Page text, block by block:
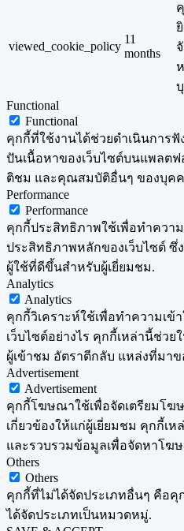
viewed_cookie_policy
11
months
Functional
Functional
คุกกี้ที่ใช้งานได้ช่วยดำเนินการฟั
ปันเนื้อหาของเว็บไซต์บนแพลตฟ
ติชม และคุณสมบัติอื่นๆ ของบุค
Performance
Performance
คุกกี้ประสิทธิภาพใช้เพื่อทำควา
ประสิทธิภาพหลักของเว็บไซต์
ผู้ใช้ที่ดีขึ้นสำหรับผู้เยี่ยมชม.
Analytics
Analytics
คุกกี้วิเคราะห์ใช้เพื่อทำความเข้
เว็บไซต์อย่างไร คุกกี้เหล่านี้ช่ว
ผู้เข้าชม อัตราตีกลับ แหล่งที่มาข
Advertisement
Advertisement
คุกกี้โฆษณาใช้เพื่อจัดเตรียมโ
เกี่ยวข้องให้แก่ผู้เยี่ยมชม คุกกี้เ
และรวบรวมข้อมูลเพื่อจัดหาโฆ
Others
Others
คุกกี้ที่ไม่ได้จัดประเภทอื่นๆ คือคุ
ได้จัดประเภทเป็นหมวดหมู่.